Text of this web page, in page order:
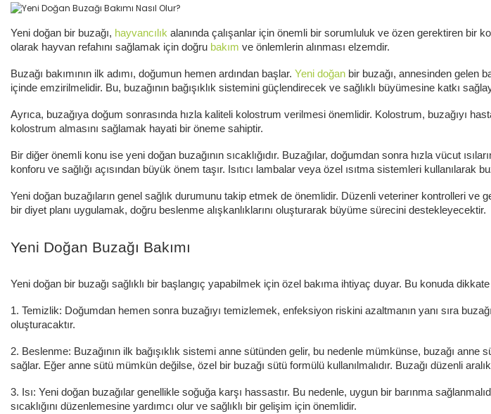
Yeni doğan bir buzağı, hayvancılık alanında çalışanlar için önemli bir sorumluluk ve özen gerektiren bir
olarak hayvan refahını sağlamak için doğru bakım ve önlemlerin alınması elzemdir.
Buzağı bakımının ilk adımı, doğumun hemen ardından başlar. Yeni doğan bir buzağı, annesinden gelen
içinde emzirilmelidir. Bu, buzağının bağışıklık sistemini güçlendirecek ve sağlıklı büyümesine katkı
Ayrıca, buzağıya doğum sonrasında hızla kaliteli kolostrum verilmesi önemlidir. Kolostrum, buzağıyı
kolostrum almasını sağlamak hayati bir öneme sahiptir.
Bir diğer önemli konu ise yeni doğan buzağının sıcaklığıdır. Buzağılar, doğumdan sonra hızla vücut
konforu ve sağlığı açısından büyük önem taşır. Isıtıcı lambalar veya özel ısıtma sistemleri kullanılarak
Yeni doğan buzağıların genel sağlık durumunu takip etmek de önemlidir. Düzenli veteriner kontrolleri ve
bir diyet planı uygulamak, doğru beslenme alışkanlıklarını oluşturarak büyüme sürecini destekleyecektir.
Yeni Doğan Buzağı Bakımı
Yeni doğan bir buzağı sağlıklı bir başlangıç yapabilmek için özel bakıma ihtiyaç duyar. Bu konuda
1. Temizlik: Doğumdan hemen sonra buzağıyı temizlemek, enfeksiyon riskini azaltmanın yanı sıra
oluşturacaktır.
2. Beslenme: Buzağının ilk bağışıklık sistemi anne sütünden gelir, bu nedenle mümkünse, buzağı anne
sağlar. Eğer anne sütü mümkün değilse, özel bir buzağı sütü formülü kullanılmalıdır. Buzağı düzenli
3. Isı: Yeni doğan buzağılar genellikle soğuğa karşı hassastır. Bu nedenle, uygun bir barınma
sıcaklığını düzenlemesine yardımcı olur ve sağlıklı bir gelişim için önemlidir.